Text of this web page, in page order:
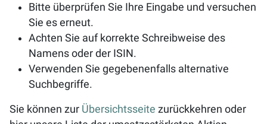
Bitte überprüfen Sie Ihre Eingabe und versuchen
Sie es erneut.
Achten Sie auf korrekte Schreibweise des
Namens oder der ISIN.
Verwenden Sie gegebenenfalls alternative
Suchbegriffe.
Sie können zur Übersichtsseite zurückkehren oder